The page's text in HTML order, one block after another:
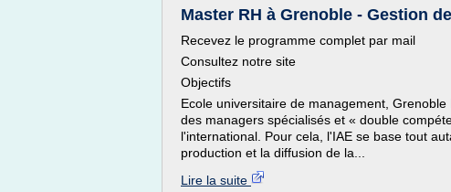
Master RH à Grenoble - Gestion
Recevez le programme complet par mail
Consultez notre site
Objectifs
Ecole universitaire de management,
des managers spécialisés et « double
l'international. Pour cela, l'IAE se base tout
production et la diffusion de la...
Lire la suite